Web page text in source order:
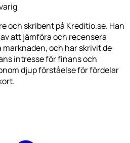
och skribent på Kreditio.se. Han
att jämföra och recensera
och har skrivit de
intresse för finans och
djup förståelse för fördelar